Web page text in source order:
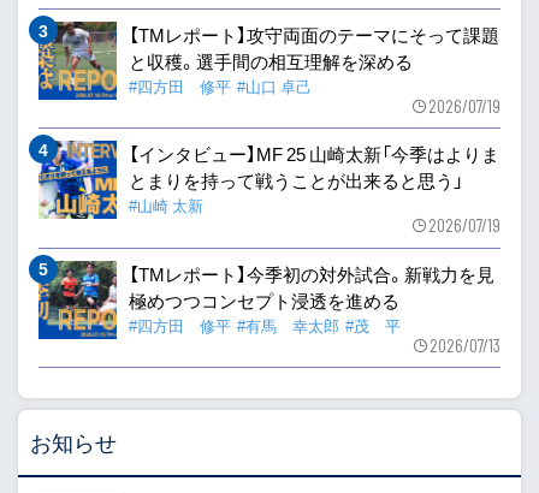
【TMレポート】攻守両面のテーマにそって課題
と収穫。選手間の相互理解を深める
#四方田 修平 #山口 卓己
2026/07/19
【インタビュー】MF 25 山崎太新「今季はよりま
とまりを持って戦うことが出来ると思う」
#山崎 太新
2026/07/19
【TMレポート】今季初の対外試合。新戦力を見
極めつつコンセプト浸透を進める
#四方田 修平 #有馬 幸太郎 #茂 平
2026/07/13
お知らせ